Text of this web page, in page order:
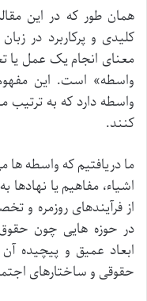
همان طور که در این
کلیدی و پرکاربرد در
معنای انجام یک عمل یا
واسطه» است. این
واسطه دارد که به ترتیب
کنند.
ما دریافتیم که واسطه ها
اشیاء، مفاهیم یا
از فرآیندهای روزمره و
در حوزه هایی چون
ابعاد عمیق و پیچیده
حقوقی و ساختارهای